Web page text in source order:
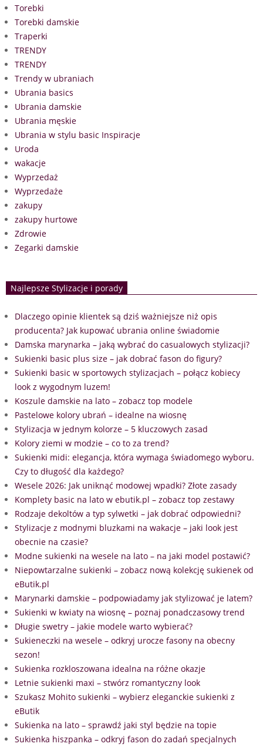
Torebki
Torebki damskie
Traperki
TRENDY
TRENDY
Trendy w ubraniach
Ubrania basics
Ubrania damskie
Ubrania męskie
Ubrania w stylu basic Inspiracje
Uroda
wakacje
Wyprzedaż
Wyprzedaże
zakupy
zakupy hurtowe
Zdrowie
Zegarki damskie
Najlepsze Stylizacje i porady
Dlaczego opinie klientek są dziś ważniejsze niż opis
producenta? Jak kupować ubrania online świadomie
Damska marynarka – jaką wybrać do casualowych stylizacji?
Sukienki basic plus size – jak dobrać fason do figury?
Sukienki basic w sportowych stylizacjach – połącz kobiecy
look z wygodnym luzem!
Koszule damskie na lato – zobacz top modele
Pastelowe kolory ubrań – idealne na wiosnę
Stylizacja w jednym kolorze – 5 kluczowych zasad
Kolory ziemi w modzie – co to za trend?
Sukienki midi: elegancja, która wymaga świadomego wyboru.
Czy to długość dla każdego?
Wesele 2026: Jak uniknąć modowej wpadki? Złote zasady
Komplety basic na lato w ebutik.pl – zobacz top zestawy
Rodzaje dekoltów a typ sylwetki – jak dobrać odpowiedni?
Stylizacje z modnymi bluzkami na wakacje – jaki look jest
obecnie na czasie?
Modne sukienki na wesele na lato – na jaki model postawić?
Niepowtarzalne sukienki – zobacz nową kolekcję sukienek od
eButik.pl
Marynarki damskie – podpowiadamy jak stylizować je latem?
Sukienki w kwiaty na wiosnę – poznaj ponadczasowy trend
Długie swetry – jakie modele warto wybierać?
Sukieneczki na wesele – odkryj urocze fasony na obecny
sezon!
Sukienka rozkloszowana idealna na różne okazje
Letnie sukienki maxi – stwórz romantyczny look
Szukasz Mohito sukienki – wybierz eleganckie sukienki z
eButik
Sukienka na lato – sprawdź jaki styl będzie na topie
Sukienka hiszpanka – odkryj fason do zadań specjalnych